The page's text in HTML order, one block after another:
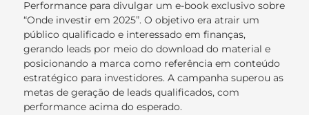
Performance para divulgar um e-book exclusivo sobre
“Onde investir em 2025”. O objetivo era atrair um
público qualificado e interessado em finanças,
gerando leads por meio do download do material e
posicionando a marca como referência em conteúdo
estratégico para investidores. A campanha superou as
metas de geração de leads qualificados, com
performance acima do esperado.